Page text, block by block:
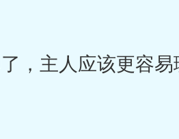
主人应该更容易